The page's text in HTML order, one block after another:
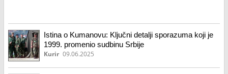
Istina o Kumanovu: Ključni detalji sporazuma koji je
1999. promenio sudbinu Srbije
Kurir 09.06.2025